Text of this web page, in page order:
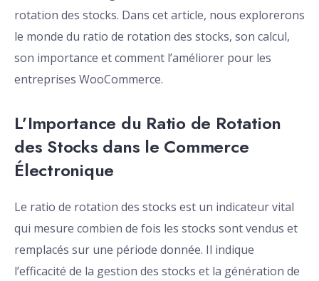
rotation des stocks. Dans cet article, nous explorerons
le monde du ratio de rotation des stocks, son calcul,
son importance et comment l’améliorer pour les
entreprises WooCommerce.
L’Importance du Ratio de Rotation
des Stocks dans le Commerce
Électronique
Le ratio de rotation des stocks est un indicateur vital
qui mesure combien de fois les stocks sont vendus et
remplacés sur une période donnée. Il indique
l’efficacité de la gestion des stocks et la génération de